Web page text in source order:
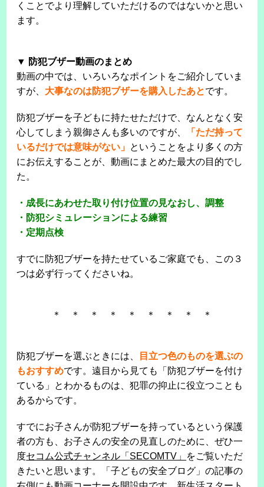
くことでより理解していただけるのではないかと思い
ます。
▼ 防犯ブザー動画のまとめ
動画の中では、いろいろなポイントをご紹介していま
すが、 大事なのは防犯ブザーを購入したあとです。
防犯ブザーを子どもに持たせただけで、なんとなく安
心してしまう親御さんも多いのですが、
「ただ持って
いるだけでは意味がない」 ということをより多くの方
にお伝えすることが、動画にまとめた最大の目的でし
た。
・成長にあわせた取り付け位置の見なおし、調整
・防犯シミュレーションによる練習
・定期点検
すでに防犯ブザーを持たせているご家庭でも、この３
つは必ず行ってくださいね。
＊ ＊ ＊ ＊ ＊ ＊ ＊ ＊ ＊
防犯ブザーを選ぶときには、
目立つ色のものを選ぶの
もおすすめです。遠目から見ても「防犯ブザーを付け
ている」とわかるものは、犯罪の抑止に役立つことも
あるからです。
すでにお子さんが防犯ブザーを持っているという保護
者の方も、お子さんの安全の見直しのために、ぜひ一
度セコム公式チャンネル「SECOMTV」
をご覧いただ
きたいと思います。「子どもの安全ブログ」の記事の